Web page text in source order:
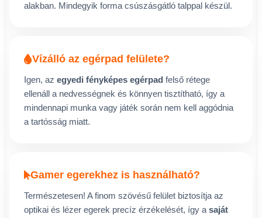
alakban. Mindegyik forma csúszásgátló talppal készül.
Vízálló az egérpad felülete?
Igen, azegyedi fényképes egérpad felső rétege
ellenáll a nedvességnek és könnyen tisztítható, így a
mindennapi munka vagy játék során nem kell aggódnia
a tartósság miatt.
Gamer egerekhez is használható?
Természetesen! A finom szövésű felület biztosítja az
optikai és lézer egerek precíz érzékelését, így asaját